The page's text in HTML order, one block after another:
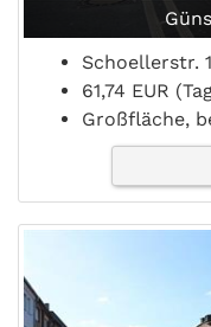
Schoellerstr.
61,74 EUR
Großfläche,